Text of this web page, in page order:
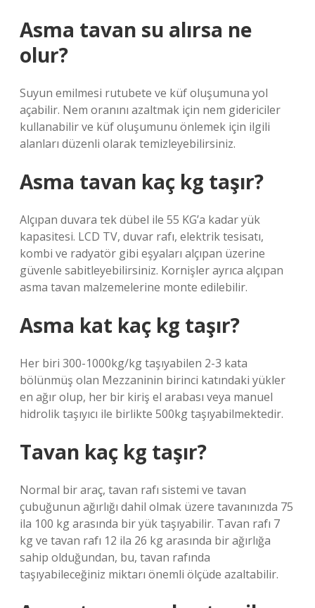
Asma tavan su alırsa ne
olur?
Suyun emilmesi rutubete ve küf oluşumuna yol
açabilir. Nem oranını azaltmak için nem gidericiler
kullanabilir ve küf oluşumunu önlemek için ilgili
alanları düzenli olarak temizleyebilirsiniz.
Asma tavan kaç kg taşır?
Alçıpan duvara tek dübel ile 55 KG’a kadar yük
kapasitesi. LCD TV, duvar rafı, elektrik tesisatı,
kombi ve radyatör gibi eşyaları alçıpan üzerine
güvenle sabitleyebilirsiniz. Kornişler ayrıca alçıpan
asma tavan malzemelerine monte edilebilir.
Asma kat kaç kg taşır?
Her biri 300-1000kg/kg taşıyabilen 2-3 kata
bölünmüş olan Mezzaninin birinci katındaki yükler
en ağır olup, her bir kiriş el arabası veya manuel
hidrolik taşıyıcı ile birlikte 500kg taşıyabilmektedir.
Tavan kaç kg taşır?
Normal bir araç, tavan rafı sistemi ve tavan
çubuğunun ağırlığı dahil olmak üzere tavanınızda 75
ila 100 kg arasında bir yük taşıyabilir. Tavan rafı 7
kg ve tavan rafı 12 ila 26 kg arasında bir ağırlığa
sahip olduğundan, bu, tavan rafında
taşıyabileceğiniz miktarı önemli ölçüde azaltabilir.